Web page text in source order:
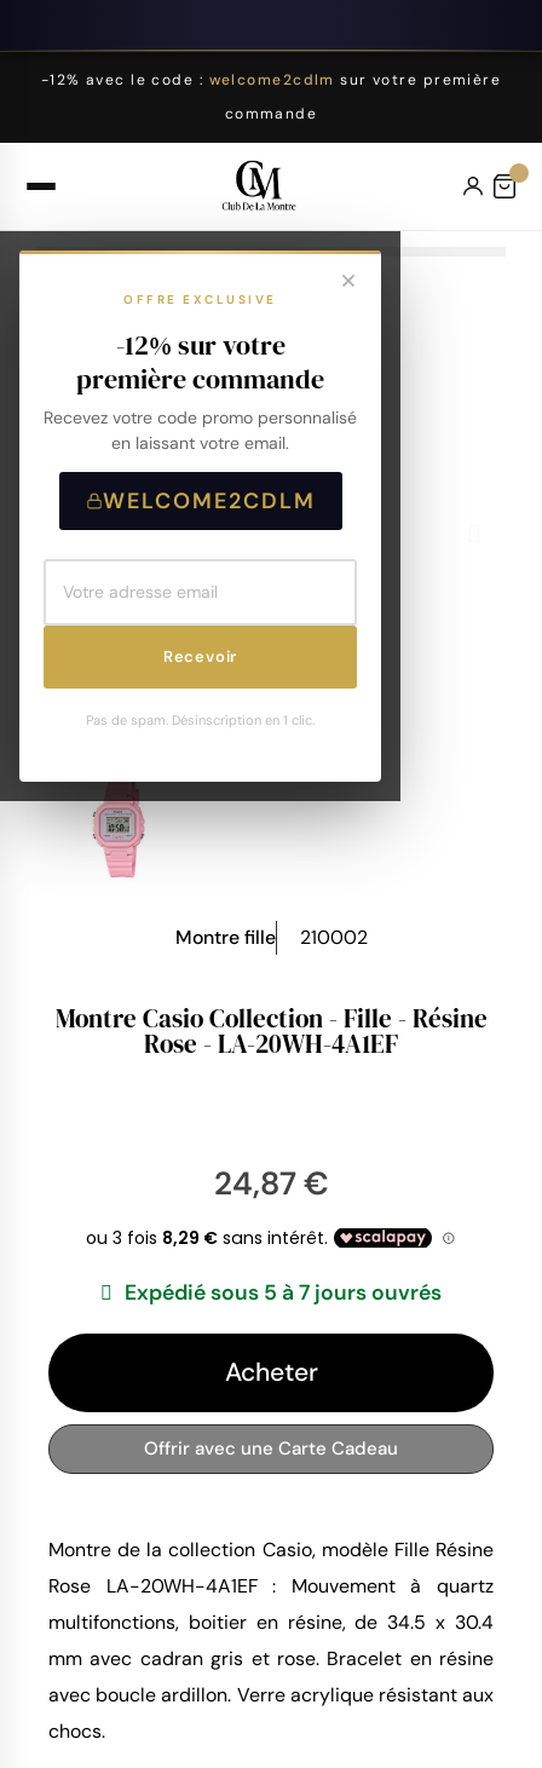
-12% avec le code : welcome2cdlm sur votre première
commande
OFFRE EXCLUSIVE
-12% sur votre
première commande
Recevez votre code promo personnalisé
en laissant votre email.
WELCOME2CDLM
Recevoir
Pas de spam. Désinscription en 1 clic.
Montre fille 210002
Montre Casio Collection - Fille - Résine
Rose - LA-20WH-4A1EF
24,87 €
Expédié sous 5 à 7 jours ouvrés
Acheter
Offrir avec une Carte Cadeau
Montre de la collection Casio, modèle Fille Résine
Rose LA-20WH-4A1EF : Mouvement à quartz
multifonctions, boitier en résine, de 34.5 x 30.4
mm avec cadran gris et rose. Bracelet en résine
avec boucle ardillon. Verre acrylique résistant aux
chocs.